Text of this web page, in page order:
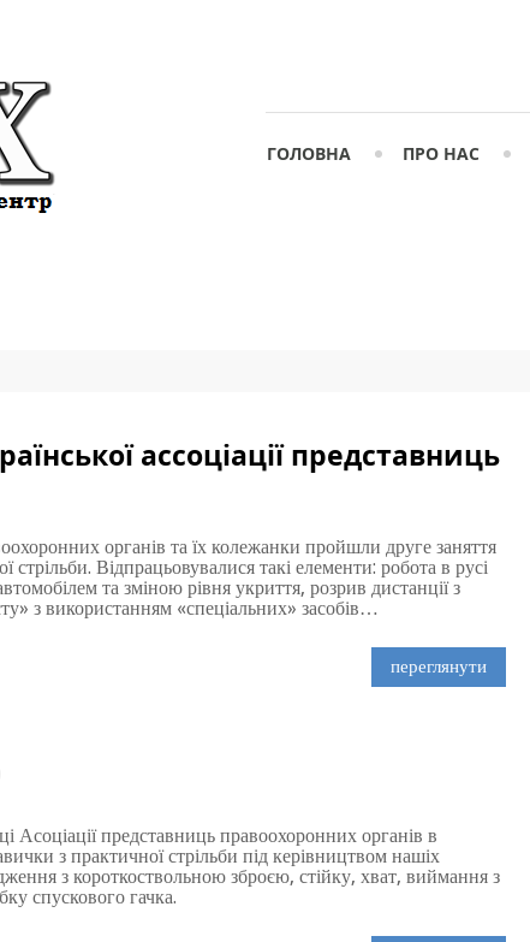
ГОЛОВНА ПРО НАС
ассоціації представниць
органів та їх колежанки пройшли друге заняття
Відпрацьовувалися такі елементи: робота в русі
та зміною рівня укриття, розрив дистанції з
з використанням «спеціальних» засобів…
переглянути
Асоціації представниць правоохоронних органів в
з практичної стрільби під керівництвом нашіх
з короткоствольною зброєю, стійку, хват, виймання з
спускового гачка.